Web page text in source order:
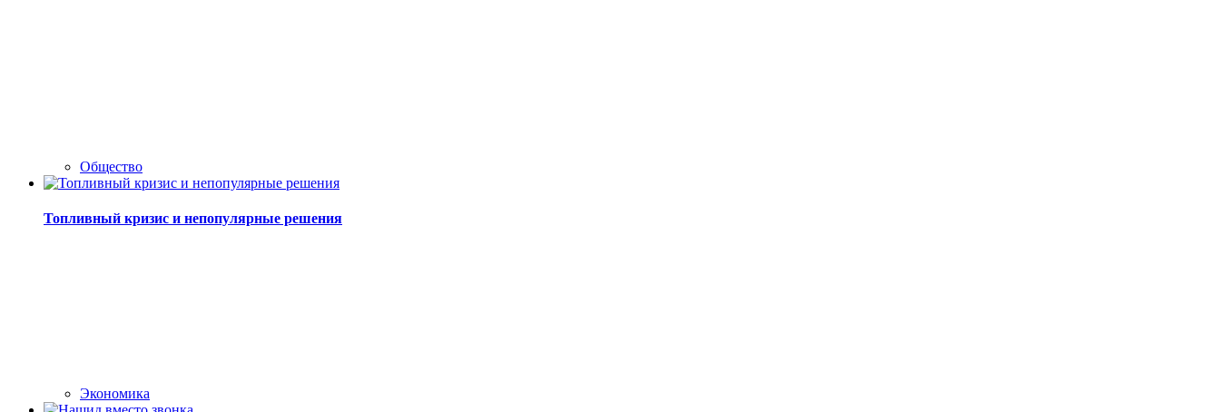
Общество
Топливный кризис и непопулярные решения
Экономика